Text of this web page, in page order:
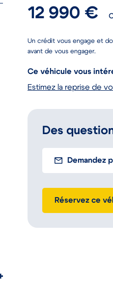
12 990 €
Un crédit vous engage et
avant de vous engager.
Ce véhicule vous
Estimez la reprise de
Des
Demandez
Réservez ce